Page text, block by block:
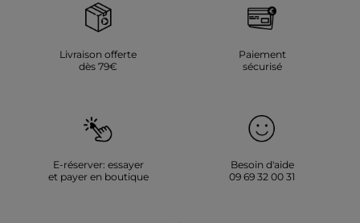
Livraison offerte
dès 79€
Paiement
sécurisé
E-réserver: essayer
et payer en boutique
Besoin d'aide
09 69 32 00 31